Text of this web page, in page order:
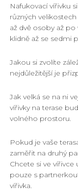
Nafukovací vířivku
různých
až dvě osoby až po
klidně až se sedmi
Jakou si zvolíte
nejdůležitější je
Jak velká se na ni
vířivky na terase
volného prostoru.
Pokud je vaše
zaměřit na druhý
Chcete si ve
pouze s
vířivka.